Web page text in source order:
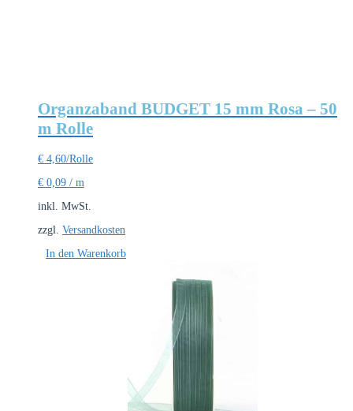
Organzaband BUDGET 15 mm Rosa – 50
m Rolle
€ 4,60/Rolle
€ 0,09 / m
inkl. MwSt.
zzgl. Versandkosten
In den Warenkorb